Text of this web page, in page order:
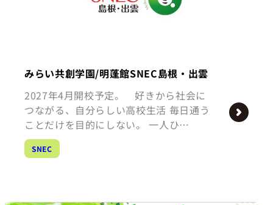
みらい共創学園/明蓬館SNEC島根・出雲
2027年4月開校予定。 好きから社会に
つながる、自分らしい高校生活 毎日通う
ことだけを目的にしない。 一人ひ…
SNEC